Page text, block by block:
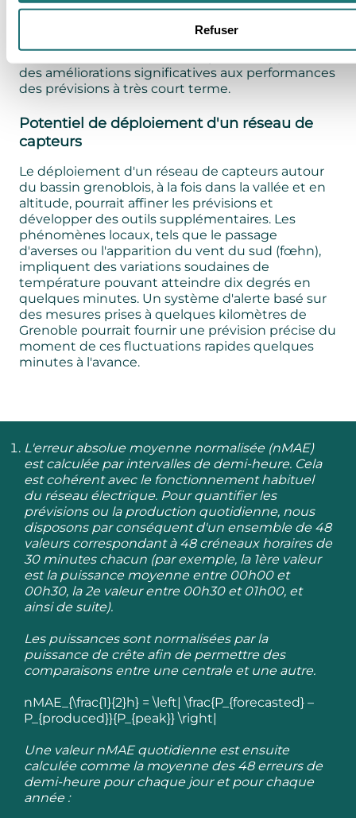
Refuser
les 6 prochaines heures. L'assimilation d'un grand
nombre de données d'observation dans ce
des améliorations significatives aux performances
des prévisions à très court terme.
Potentiel de déploiement d'un réseau de
capteurs
Le déploiement d'un réseau de capteurs autour
du bassin grenoblois, à la fois dans la vallée et en
altitude, pourrait affiner les prévisions et
développer des outils supplémentaires. Les
phénomènes locaux, tels que le passage
d'averses ou l'apparition du vent du sud (fœhn),
impliquent des variations soudaines de
température pouvant atteindre dix degrés en
quelques minutes. Un système d'alerte basé sur
des mesures prises à quelques kilomètres de
Grenoble pourrait fournir une prévision précise du
moment de ces fluctuations rapides quelques
minutes à l'avance.
L'erreur absolue moyenne normalisée (nMAE)
est calculée par intervalles de demi-heure. Cela
est cohérent avec le fonctionnement habituel
du réseau électrique. Pour quantifier les
prévisions ou la production quotidienne, nous
disposons par conséquent d'un ensemble de 48
valeurs correspondant à 48 créneaux horaires de
30 minutes chacun (par exemple, la 1ère valeur
est la puissance moyenne entre 00h00 et
00h30, la 2e valeur entre 00h30 et 01h00, et
ainsi de suite).
Les puissances sont normalisées par la
puissance de crête afin de permettre des
comparaisons entre une centrale et une autre.
nMAE_{\frac{1}{2}h} = \left| \frac{P_{forecasted} –
P_{produced}}{P_{peak}} \right|
Une valeur nMAE quotidienne est ensuite
calculée comme la moyenne des 48 erreurs de
demi-heure pour chaque jour et pour chaque
année :